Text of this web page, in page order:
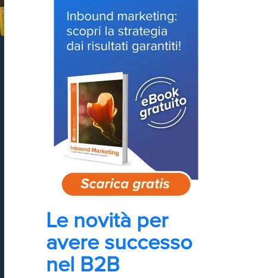
Le novità per
avere successo
nel B2B